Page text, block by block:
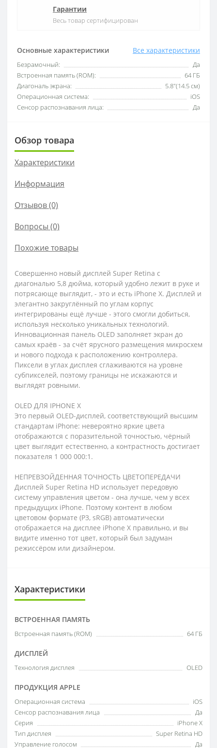
Основные характеристики Все характеристики
Безрамочный:
Да
Встроенная память (ROM):
64 ГБ
Диагональ экрана:
5.8"(14.5 см)
Операционная система:
iOS
Сенсор распознавания лица:
Да
Гарантии
Весь товар сертифицирован
Обзор товара
Характеристики
Информация
Отзывов (0)
Вопросы (0)
Похожие товары
Совершенно новый дисплей Super Retina с
диагональю 5,8 дюйма, который удобно лежит в руке и
потрясающе выглядит, - это и есть iPhone X. Дисплей и
элегантно закруглённый по углам корпус
интегрированы ещё лучше - этого смогли добиться,
используя несколько уникальных технологий.
Инновационная панель OLED заполняет экран до
самых краёв - за счёт ярусного размещения микросхем
и нового подхода к расположению контроллера.
Пиксели в углах дисплея сглаживаются на уровне
субпикселей, поэтому границы не искажаются и
выглядят ровными.
OLED ДЛЯ IPHONE X
Это первый OLED-дисплей, соответствующий высшим
стандартам iPhone: невероятно яркие цвета
отображаются с поразительной точностью, чёрный
цвет выглядит естественно, а контрастность достигает
показателя 1 000 000:1.
НЕПРЕВЗОЙДЕННАЯ ТОЧНОСТЬ ЦВЕТОПЕРЕДАЧИ
Дисплей Super Retina HD использует передовую
систему управления цветом - она лучше, чем у всех
предыдущих iPhone. Поэтому контент в любом
цветовом формате (P3, sRGB) автоматически
отображается на дисплее iPhone X правильно, и вы
видите именно тот цвет, который был задуман
режиссёром или дизайнером.
Характеристики
ВСТРОЕННАЯ ПАМЯТЬ
Встроенная память (ROM) 64 ГБ
ДИСПЛЕЙ
Технология дисплея OLED
ПРОДУКЦИЯ APPLE
Операционная система
iOS
Сенсор распознавания лица
Да
Серия
iPhone X
Тип дисплея
Super Retina HD
Управление голосом
Да